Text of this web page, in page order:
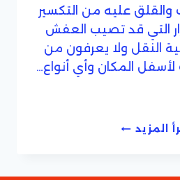
والقلق عليه من التكسير
التي قد تصيب العفش
النقل ولا يعرفون من
المكان وأي أنواع…
المزيدافضل